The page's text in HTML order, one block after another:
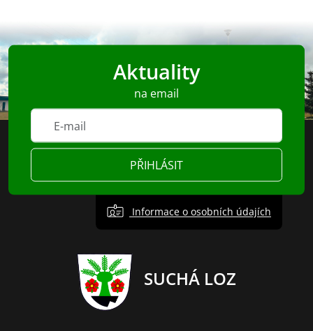
Aktuality
na email
PŘIHLÁSIT
Informace o osobních údajích
SUCHÁ LOZ